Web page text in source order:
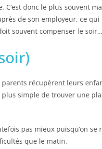
C’est donc le plus souvent
de son employeur, ce
souvent compenser le soir…
parents récupèrent leurs
plus simple de trouver une
pas mieux puisqu’on
que le matin.